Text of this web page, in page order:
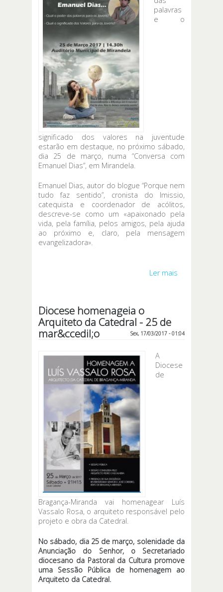
palavras
e o
significado dos valores na juventude
estarão em destaque, no próximo sábado,
dia 25 de março, numa “Conversa com
Emanuel Dias”, em Mirandela.
Emanuel Dias, autor do blogue “Porque nem
tudo faz sentido”, cronista do Imissio,
catequista e coordenador de acólitos,
descreve-se como um «apaixonado pela
vida, pela família, pelos amigos, pela ajuda
ao próximo e, claro, pela mensagem
evangelizadora».
Ler mais
Diocese homenageia o
Arquiteto da Catedral - 25 de
mar&ccedil;o
Sex, 17/03/2017 - 01:04
A
Diocese
de
Bragança-Miranda vai homenagear Luís
Vassalo Rosa, o arquiteto responsável pelo
projeto e obra da Catedral.
No sábado, dia 25 de março, solenidade da
Anunciação do Senhor, o Secretariado
diocesano da Pastoral da Cultura promove
uma Sessão Pública de homenagem ao
Arquiteto da Catedral.